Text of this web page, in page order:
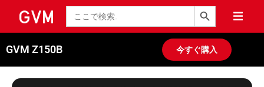
検
索
検索ボタン
GVM Z150B 今すぐ購入